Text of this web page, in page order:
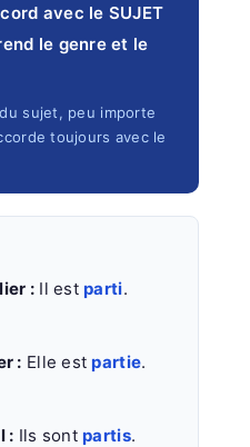
avec le SUJET
le genre et le
sujet, peu importe
toujours avec le
: Il estparti.
: Elle estpartie.
: Ils sontpartis.